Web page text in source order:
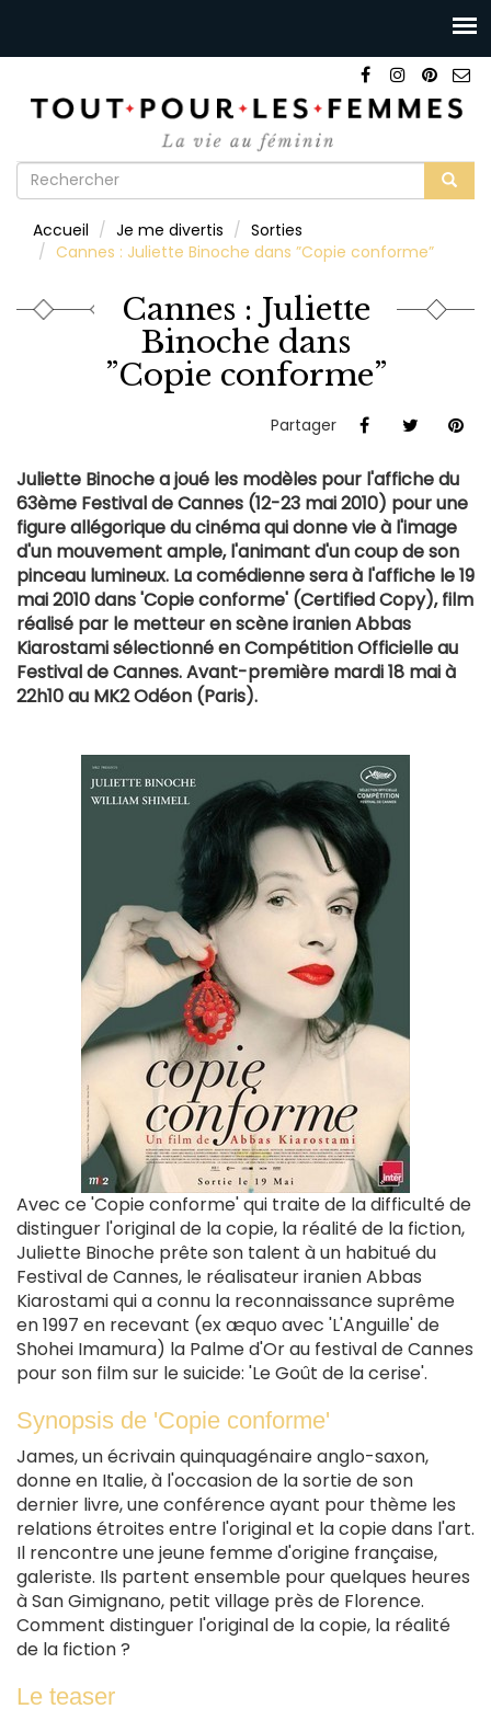
Formulaire
recherche
Accueil Je me divertis
Sorties
Cannes : Juliette Binoche dans ”Copie conforme”
Cannes : Juliette
Binoche dans
”Copie conforme”
Partager
Juliette Binoche a joué les modèles pour l'affiche du
63ème Festival de Cannes (12-23 mai 2010) pour une
figure allégorique du cinéma qui donne vie à l'image
d'un mouvement ample, l'animant d'un coup de son
pinceau lumineux. La comédienne sera à l'affiche le 19
mai 2010 dans 'Copie conforme' (Certified Copy), film
réalisé par le metteur en scène iranien Abbas
Kiarostami sélectionné en Compétition Officielle au
Festival de Cannes. Avant-première mardi 18 mai à
22h10 au MK2 Odéon (Paris).
Avec ce 'Copie conforme' qui traite de la difficulté de
distinguer l'original de la copie, la réalité de la fiction,
Juliette Binoche prête son talent à un habitué du
Festival de Cannes, le réalisateur iranien Abbas
Kiarostami qui a connu la reconnaissance suprême
en 1997 en recevant (ex æquo avec 'L'Anguille' de
Shohei Imamura) la Palme d'Or au festival de Cannes
pour son film sur le suicide: 'Le Goût de la cerise'.
Synopsis de 'Copie conforme'
James, un écrivain quinquagénaire anglo-saxon,
donne en Italie, à l'occasion de la sortie de son
dernier livre, une conférence ayant pour thème les
relations étroites entre l'original et la copie dans l'art.
Il rencontre une jeune femme d'origine française,
galeriste. Ils partent ensemble pour quelques heures
à San Gimignano, petit village près de Florence.
Comment distinguer l'original de la copie, la réalité
de la fiction ?
Le teaser